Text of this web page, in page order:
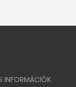
INFORMÁCIÓK